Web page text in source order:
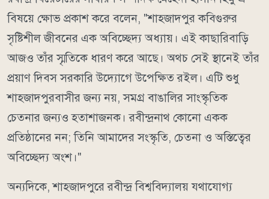
বিষয়ে ক্ষোভ প্রকাশ করে বলেন, "শাহজাদপুর কবিগুরুর
সৃষ্টিশীল জীবনের এক অবিচ্ছেদ্য অধ্যায়। এই কাছারিবাড়ি
আজও তাঁর স্মৃতিকে ধারণ করে আছে। অথচ সেই স্থানেই তাঁর
প্রয়াণ দিবস সরকারি উদ্যোগে উপেক্ষিত রইল। এটি শুধু
শাহজাদপুরবাসীর জন্য নয়, সমগ্র বাঙালির সাংস্কৃতিক
চেতনার জন্যও হতাশাজনক। রবীন্দ্রনাথ কোনো একক
প্রতিষ্ঠানের নন; তিনি আমাদের সংস্কৃতি, চেতনা ও অস্তিত্বের
অবিচ্ছেদ্য অংশ।"
অন্যদিকে, শাহজাদপুরে রবীন্দ্র বিশ্ববিদ্যালয় যথাযোগ্য